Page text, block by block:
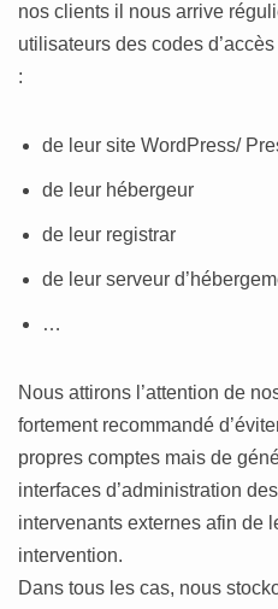
nos clients il nous arrive
utilisateurs des codes
:
de leur site WordPress/
de leur hébergeur
de leur registrar
de leur serveur
…
Nous attirons l’attention de
fortement recommandé
propres comptes mais de
interfaces d’administration
intervenants externes afin de
intervention.
Dans tous les cas, nous